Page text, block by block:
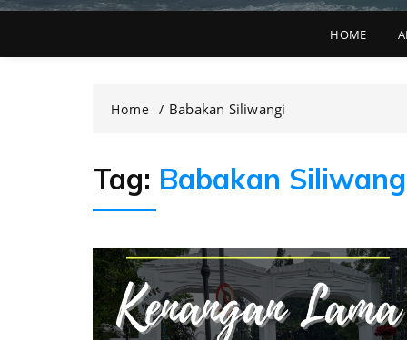
HOME
Home Babakan Siliwangi
Tag: Babakan